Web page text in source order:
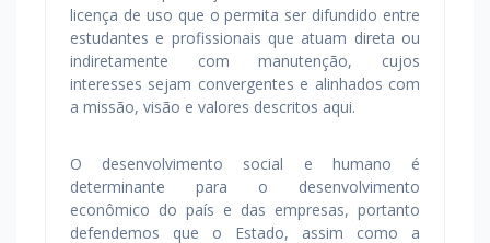
licença de uso que o permita ser difundido entre
estudantes e profissionais que atuam direta ou
indiretamente com manutenção, cujos
interesses sejam convergentes e alinhados com
a missão, visão e valores descritos aqui.
O desenvolvimento social e humano é
determinante para o desenvolvimento
econômico do país e das empresas, portanto
defendemos que o Estado, assim como a